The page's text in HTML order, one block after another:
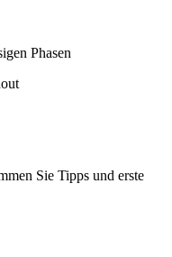
Phasen
Sie Tipps und erste